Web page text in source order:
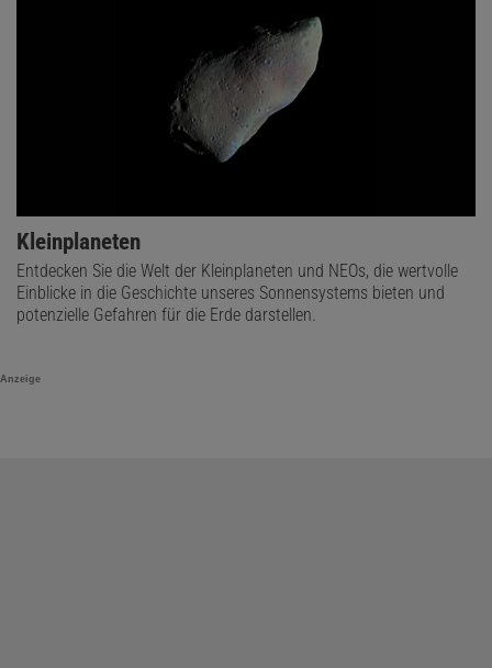
Kleinplaneten
Entdecken Sie die Welt der Kleinplaneten und NEOs, die wertvolle
Einblicke in die Geschichte unseres Sonnensystems bieten und
potenzielle Gefahren für die Erde darstellen.
Anzeige